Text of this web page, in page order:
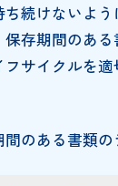
ち続けないよ
保存期間のあ
サイクルを適
間のある書類